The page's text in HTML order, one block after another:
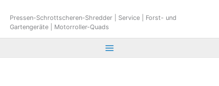
Inhalt
springen
Pressen-Schrottscheren-Shredder | Service | Forst- und
Gartengeräte | Motorroller-Quads